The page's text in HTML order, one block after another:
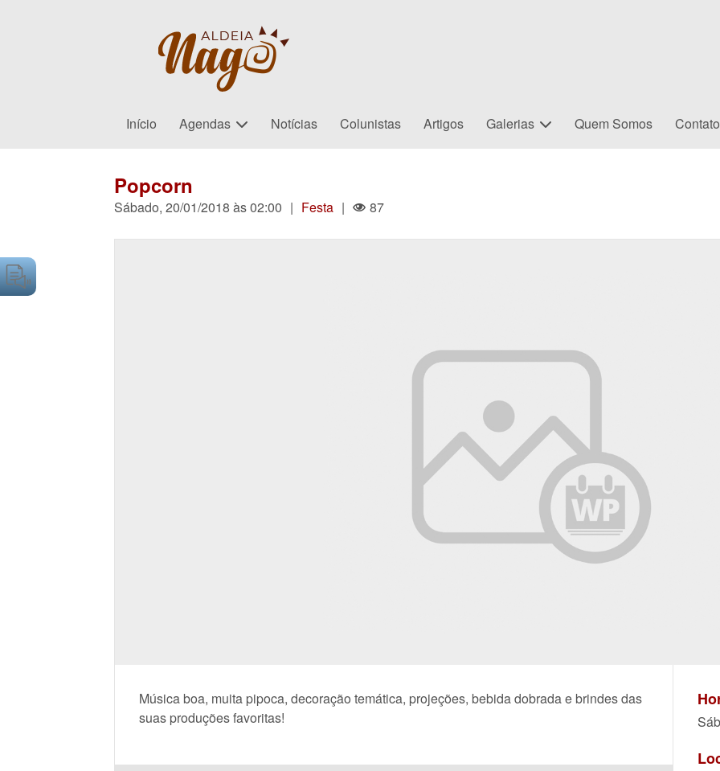
Início Agendas Notícias Colunistas Artigos Galerias Quem Somos Contato
Popcorn
Sábado, 20/01/2018 às 02:00 | Festa | 87
Música boa, muita pipoca, decoração temática, projeções, bebida dobrada e brindes das
suas produções favoritas!